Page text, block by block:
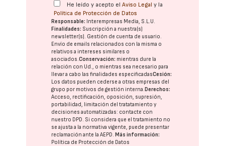
He leído y acepto elAviso Legal y la
Política de Protección de Datos
Responsable: Interempresas Media, S.L.U.
Finalidades: Suscripción a nuestra(s)
newsletter(s). Gestión de cuenta de usuario.
Envío de emails relacionados con la misma o
relativos a intereses similares o
asociados.Conservación: mientras dure la
relación con Ud., o mientras sea necesario para
llevar a cabo las finalidades especificadasCesión:
Los datos pueden cederse a otras empresas del
grupo por motivos de gestión interna.Derechos:
Acceso, rectificación, oposición, supresión,
portabilidad, limitación del tratatamiento y
decisiones automatizadas: contacte con
nuestro DPD. Si considera que el tratamiento no
se ajusta a la normativa vigente, puede presentar
reclamación ante laAEPD.Más información:
Política de Protección de Datos